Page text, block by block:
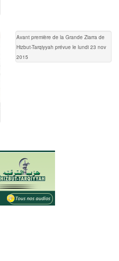
Avant première de la Grande Ziarra de
Hizbut-Tarqiyyah prévue le lundi 23 nov
2015